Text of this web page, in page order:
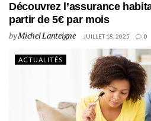
Découvrez l’assurance
partir de 5€ par mois
byMichel Lanteigne JUILLET 18, 2025 0
ACTUALITÉS